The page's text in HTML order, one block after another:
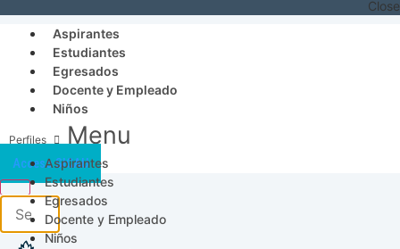
Close
Aspirantes
Estudiantes
Egresados
Docente y Empleado
Niños
Menu
Aspirantes
Estudiantes
Egresados
Docente y Empleado
Niños
Acceso SICAU